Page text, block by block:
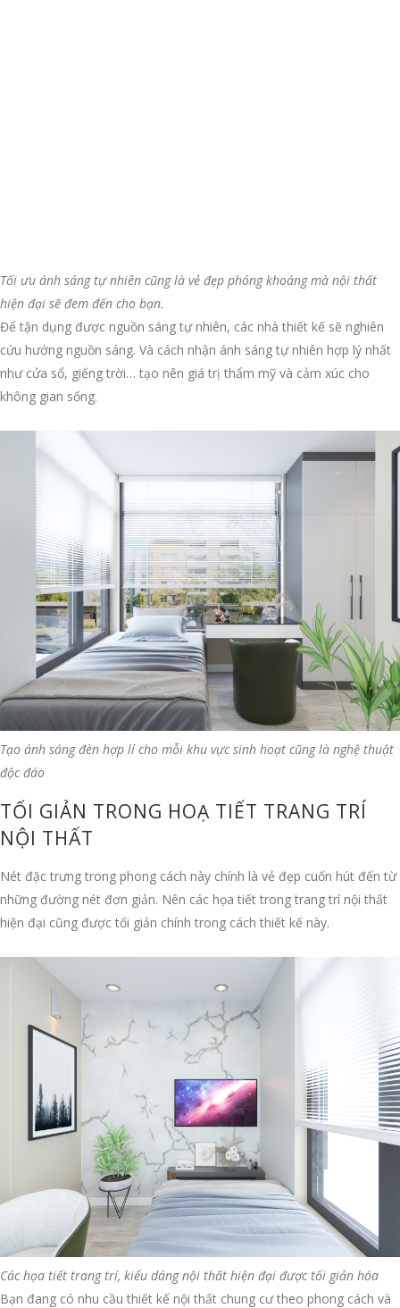
Tối ưu ánh sáng tự nhiên cũng là vẻ đẹp phóng khoáng mà nội thất
hiện đại sẽ đem đến cho bạn.
Để tận dụng được nguồn sáng tự nhiên, các nhà thiết kế sẽ nghiên
cứu hướng nguồn sáng. Và cách nhận ánh sáng tự nhiên hợp lý nhất
như cửa sổ, giếng trời… tạo nên giá trị thẩm mỹ và cảm xúc cho
không gian sống.
Tạo ánh sáng đèn hợp lí cho mỗi khu vực sinh hoạt cũng là nghệ thuật
độc đáo
TỐI GIẢN TRONG HOẠ TIẾT TRANG TRÍ
NỘI THẤT
Nét đặc trưng trong phong cách này chính là vẻ đẹp cuốn hút đến từ
những đường nét đơn giản. Nên các họa tiết trong trang trí nội thất
hiện đại cũng được tối giản chính trong cách thiết kế này.
Các họa tiết trang trí, kiểu dáng nội thất hiện đại được tối giản hóa
Bạn đang có nhu cầu thiết kế nội thất chung cư theo phong cách và